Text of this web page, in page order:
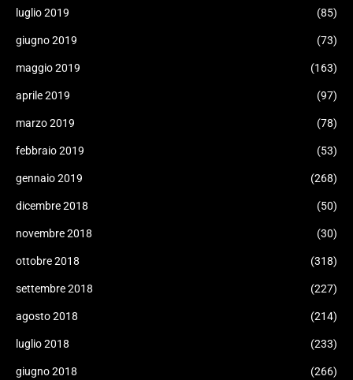
luglio 2019 (85)
giugno 2019 (73)
maggio 2019 (163)
aprile 2019 (97)
marzo 2019 (78)
febbraio 2019 (53)
gennaio 2019 (268)
dicembre 2018 (50)
novembre 2018 (30)
ottobre 2018 (318)
settembre 2018 (227)
agosto 2018 (214)
luglio 2018 (233)
giugno 2018 (266)